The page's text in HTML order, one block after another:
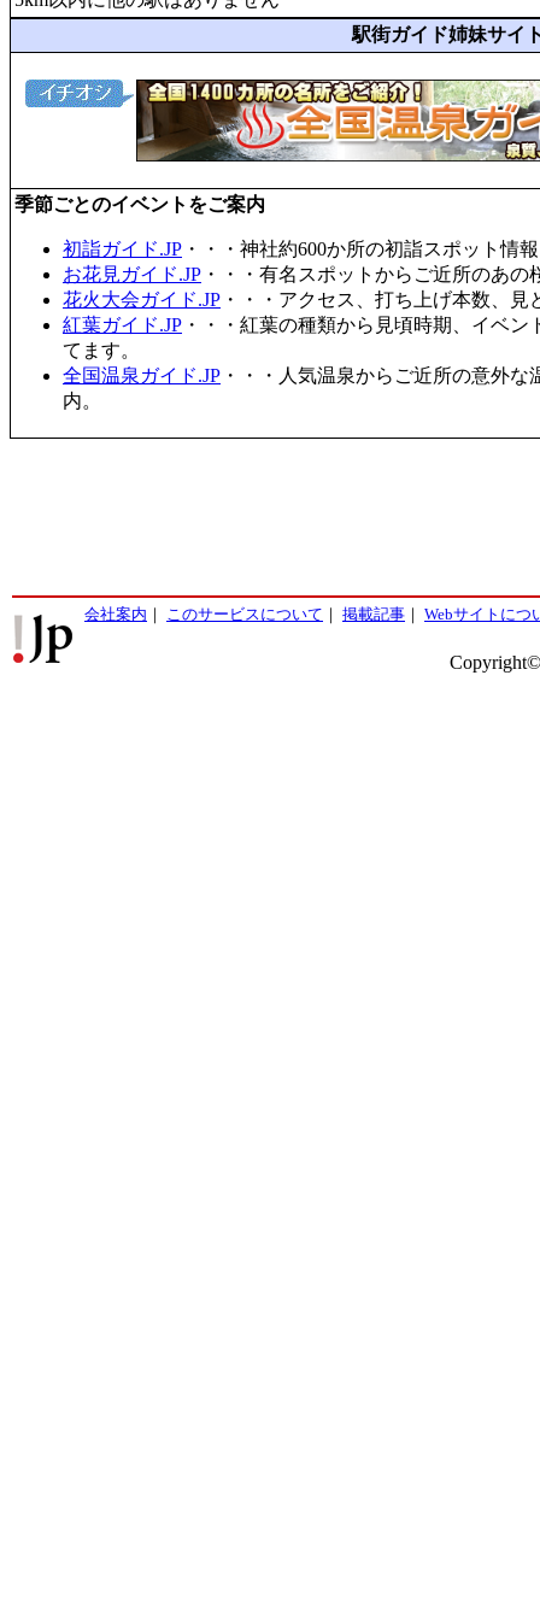
駅街ガイド姉妹サイ
季節ごとのイベントをご案内
初詣ガイド.JP ・・・神社約600か所の初詣スポット情
お花見ガイド.JP ・・・有名スポットからご近所のあ
花火大会ガイド.JP ・・・アクセス、打ち上げ本数、
紅葉ガイド.JP ・・・紅葉の種類から見頃時期、イベ
てます。
全国温泉ガイド.JP ・・・人気温泉からご近所の意外
内。
会社案内 ｜ このサービスについて ｜ 掲載記事 ｜ Webサイトにつ